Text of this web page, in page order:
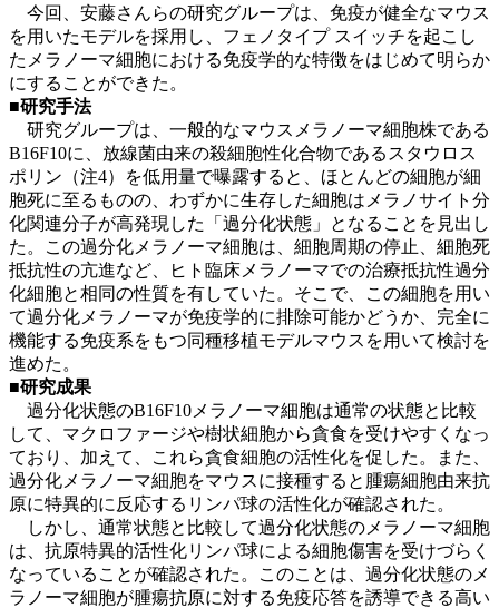
今回、安藤さんらの研究グループは、免疫が健全なマウス
を用いたモデルを採用し、フェノタイプ スイッチを起こし
たメラノーマ細胞における免疫学的な特徴をはじめて明らか
にすることができた。
■研究手法
研究グループは、一般的なマウスメラノーマ細胞株である
B16F10に、放線菌由来の殺細胞性化合物であるスタウロス
ポリン（注4）を低用量で曝露すると、ほとんどの細胞が細
胞死に至るものの、わずかに生存した細胞はメラノサイト分
化関連分子が高発現した「過分化状態」となることを見出し
た。この過分化メラノーマ細胞は、細胞周期の停止、細胞死
抵抗性の亢進など、ヒト臨床メラノーマでの治療抵抗性過分
化細胞と相同の性質を有していた。そこで、この細胞を用い
て過分化メラノーマが免疫学的に排除可能かどうか、完全に
機能する免疫系をもつ同種移植モデルマウスを用いて検討を
進めた。
■研究成果
過分化状態のB16F10メラノーマ細胞は通常の状態と比較
して、マクロファージや樹状細胞から貪食を受けやすくなっ
ており、加えて、これら貪食細胞の活性化を促した。また、
過分化メラノーマ細胞をマウスに接種すると腫瘍細胞由来抗
原に特異的に反応するリンパ球の活性化が確認された。
しかし、通常状態と比較して過分化状態のメラノーマ細胞
は、抗原特異的活性化リンパ球による細胞傷害を受けづらく
なっていることが確認された。このことは、過分化状態のメ
ラノーマ細胞が腫瘍抗原に対する免疫応答を誘導できる高い